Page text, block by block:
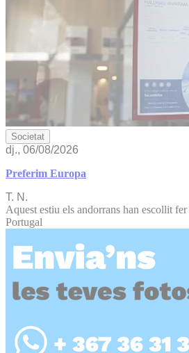
Societat
dj., 06/08/2026
Preferim Europa
T. N.
Aquest estiu els andorrans han escollit
Portugal